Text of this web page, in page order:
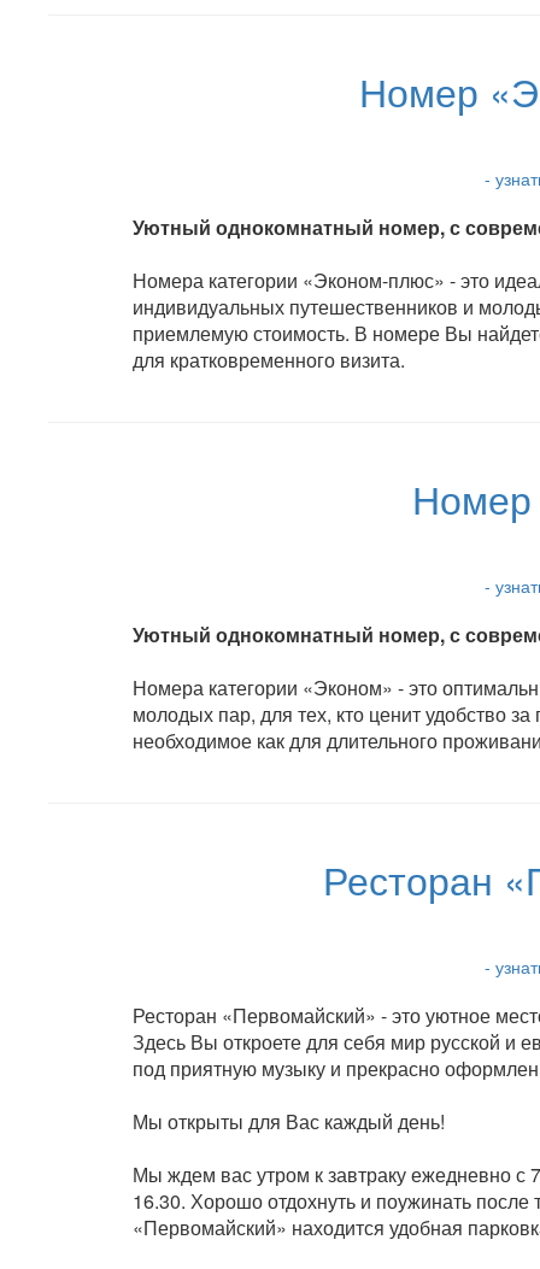
Номер
-
Уютный однокомнатный номер, с
Номера категории «Эконом-плюс» - это
индивидуальных путешественников и
приемлемую стоимость. В номере Вы
для кратковременного визита.
-
Уютный однокомнатный номер, с
Номера категории «Эконом» - это
молодых пар, для тех, кто ценит удобство
необходимое как для длительного
Ресторан
-
Ресторан «Первомайский» - это уютное
Здесь Вы откроете для себя мир русской и
под приятную музыку и прекрасно
Мы открыты для Вас каждый день!
Мы ждем вас утром к завтраку ежедневно с
16.30. Хорошо отдохнуть и поужинать
«Первомайский» находится удобная